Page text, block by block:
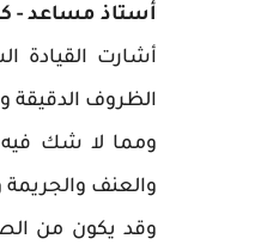
أستاذ مساعد -
أشارت القيادة
الظروف الدقيقة
ومما لا شك فيه
والعنف
وقد يكون من